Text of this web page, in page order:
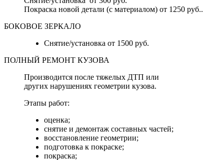
Покраска новой детали (с материалом) от 1250 руб..
БОКОВОЕ ЗЕРКАЛО
Снятие/установка от 1500 руб.
ПОЛНЫЙ РЕМОНТ КУЗОВА
Производится после тяжелых ДТП или
других нарушениях геометрии кузова.
Этапы работ:
оценка;
снятие и демонтаж составных частей;
восстановление геометрии;
подготовка к покраске;
покраска;